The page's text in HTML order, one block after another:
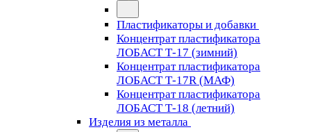
Пластификаторы и добавки
Концентрат пластификатора
ЛОБАСТ Т-17 (зимний)
Концентрат пластификатора
ЛОБАСТ Т-17R (МАФ)
Концентрат пластификатора
ЛОБАСТ Т-18 (летний)
Изделия из металла